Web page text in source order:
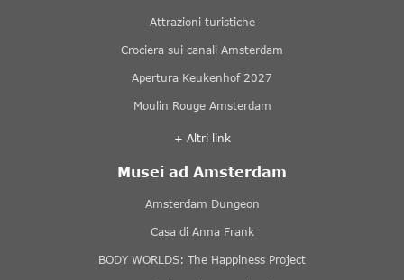
Attrazioni turistiche
Crociera sui canali Amsterdam
Apertura Keukenhof 2027
Moulin Rouge Amsterdam
+ Altri link
Musei ad Amsterdam
Amsterdam Dungeon
Casa di Anna Frank
BODY WORLDS: The Happiness Project